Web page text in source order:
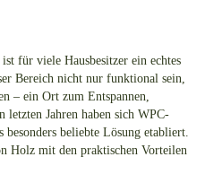
für viele Hausbesitzer ein echtes
Bereich nicht nur funktional sein,
– ein Ort zum Entspannen,
letzten Jahren haben sich WPC-
beliebte Lösung etabliert.
Holz mit den praktischen Vorteilen